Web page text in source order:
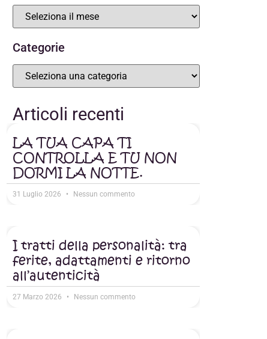
Categorie
Articoli recenti
LA TUA CAPA TI
CONTROLLA E TU NON
DORMI LA NOTTE.
31 Luglio 2026 Nessun commento
I tratti della personalità: tra
ferite, adattamenti e ritorno
all’autenticità
27 Marzo 2026 Nessun commento